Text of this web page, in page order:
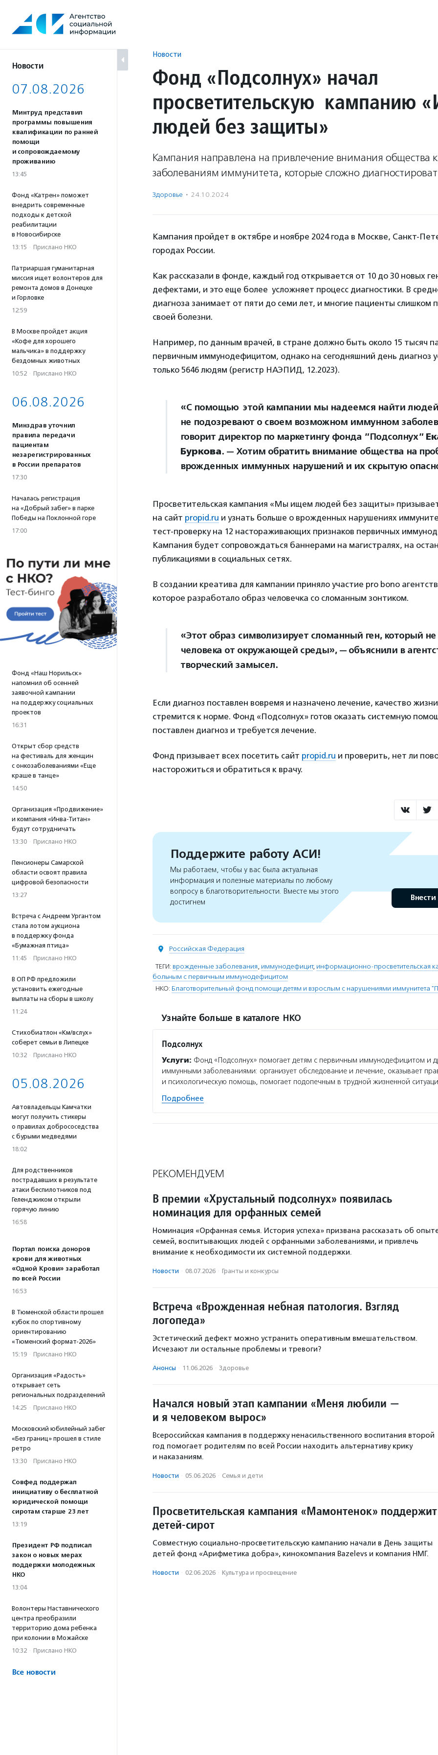
содержанию
Новости
07.08.2026
Минтруд представил
программы повышения
квалификации по ранней
помощи
и сопровождаемому
проживанию
13:45
Фонд «Катрен» поможет
внедрить современные
подходы к детской
реабилитации
в Новосибирске
13:15 · Прислано НКО
Патриаршая гуманитарная
миссия ищет волонтеров для
ремонта домов в Донецке
и Горловке
12:59
В Москве пройдет акция
«Кофе для хорошего
мальчика» в поддержку
бездомных животных
10:52 · Прислано НКО
06.08.2026
Минздрав уточнил
правила передачи
пациентам
незарегистрированных
в России препаратов
17:30
Началась регистрация
на «Добрый забег» в парке
Победы на Поклонной горе
17:00
Фонд «Наш Норильск»
напомнил об осенней
заявочной кампании
на поддержку социальных
проектов
16:31
Открыт сбор средств
на фестиваль для женщин
с онкозаболеваниями «Еще
краше в танце»
14:50
Организация «Продвижение»
и компания «Инва-Титан»
будут сотрудничать
13:30 · Прислано НКО
Пенсионеры Самарской
области освоят правила
цифровой безопасности
13:27
Встреча с Андреем Ургантом
стала лотом аукциона
в поддержку фонда
«Бумажная птица»
11:45 · Прислано НКО
В ОП РФ предложили
установить ежегодные
выплаты на сборы в школу
11:24
Стихобиатлон «Км/вслух»
соберет семьи в Липецке
10:32 · Прислано НКО
05.08.2026
Автовладельцы Камчатки
могут получить стикеры
о правилах добрососедства
с бурыми медведями
18:02
Для родственников
пострадавших в результате
атаки беспилотников под
Геленджиком открыли
горячую линию
16:58
Портал поиска доноров
крови для животных
«Одной Крови» заработал
по всей России
16:53
В Тюменской области прошел
кубок по спортивному
ориентированию
«Тюменский формат-2026»
15:19 · Прислано НКО
Организация «Радость»
открывает сеть
региональных подразделений
14:25 · Прислано НКО
Московский юбилейный забег
«Без границ» прошел в стиле
ретро
13:30 · Прислано НКО
Совфед поддержал
инициативу о бесплатной
юридической помощи
сиротам старше 23 лет
13:19
Президент РФ подписал
закон о новых мерах
поддержки молодежных
НКО
13:04
Волонтеры Наставнического
центра преобразили
территорию дома ребенка
при колонии в Можайске
10:32 · Прислано НКО
Все новости
Новости
Фонд «Подсолнух» начал
просветительскую кампанию
людей без защиты»
Кампания направлена на привлечение внимания общества
заболеваниям иммунитета, которые сложно
Здоровье · 24.10.2024
Кампания пройдет в октябре и ноябре 2024 года в Москве, Санкт-
городах России.
Как рассказали в фонде, каждый год открывается от 10 до 30 новых
дефектами, и это еще более усложняет процесс диагностики. В
диагноза занимает от пяти до семи лет, и многие пациенты слишком
своей болезни.
Например, по данным врачей, в стране должно быть около 15 тысяч
первичным иммунодефицитом, однако на сегодняшний день диагноз
только 5646 людям (регистр НАЭПИД, 12.2023).
«С помощью этой кампании мы надеемся найти
не подозревают о своем возможном иммунном
говорит директор по маркетингу фонда ”Подсолнух”
Буркова. — Хотим обратить внимание общества на
врожденных иммунных нарушений и их скрытую
Просветительская кампания «Мы ищем людей без защиты»
на сайт propid.ru и узнать больше о врожденных нарушениях
тест-проверку на 12 настораживающих признаков первичных
Кампания будет сопровождаться баннерами на магистралях, на
публикациями в социальных сетях.
В создании креатива для кампании приняло участие pro bono
которое разработало образ человечка со сломанным зонтиком.
«Этот образ символизирует сломанный ген, который
человека от окружающей среды», — объяснили в
творческий замысел.
Если диагноз поставлен вовремя и назначено лечение, качество
стремится к норме. Фонд «Подсолнух» готов оказать системную
поставлен диагноз и требуется лечение.
Фонд призывает всех посетить сайт propid.ru и проверить, нет ли
насторожиться и обратиться к врачу.
Поддержите работу АСИ!
Мы работаем, чтобы у вас была актуальная
информация и полезные материалы по любому
вопросу в благотворительности. Вместе мы этого
достигнем
Внести
Российская Федерация
ТЕГИ: врожденные заболевания, иммунодефицит, информационно-просветительская
больным с первичным иммунодефицитом
НКО: Благотворительный фонд помощи детям и взрослым с нарушениями иммунитета
Узнайте больше в каталоге НКО
Подсолнух
Услуги: Фонд «Подсолнух» помогает детям с первичным иммунодефицитом и
иммунными заболеваниями: организует обследование и лечение, оказывает
и психологическую помощь, помогает подопечным в трудной жизненной
Подробнее
РЕКОМЕНДУЕМ
В премии «Хрустальный подсолнух» появилась
номинация для орфанных семей
Номинация «Орфанная семья. История успеха» призвана рассказать об
семей, воспитывающих людей с орфанными заболеваниями, и привлечь
внимание к необходимости их системной поддержки.
Новости · 08.07.2026 · Гранты и конкурсы
Встреча «Врожденная небная патология. Взгляд
логопеда»
Эстетический дефект можно устранить оперативным вмешательством.
Исчезают ли остальные проблемы и тревоги?
Анонсы · 11.06.2026 · Здоровье
Начался новый этап кампании «Меня любили —
и я человеком вырос»
Всероссийская кампания в поддержку ненасильственного воспитания второй
год помогает родителям по всей России находить альтернативу крику
и наказаниям.
Новости · 05.06.2026 · Семья и дети
Просветительская кампания «Мамонтенок» поддержит
детей-сирот
Совместную социально-просветительскую кампанию начали в День защиты
детей фонд «Арифметика добра», кинокомпания Bazelevs и компания НМГ.
Новости · 02.06.2026 · Культура и просвещение